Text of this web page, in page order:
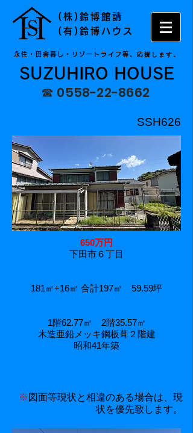
(株)鈴博館請
(有)鈴博ハウス
永住・田舎暮し・リゾートライフ等、応 援します。
SUZUHIRO HOUSE
☎ 0558-22-8662
SSH626
650万円
下田市６丁目
181㎡+16㎡ 合計197㎡ 59.59坪
1階62.77㎡ 2階35.57㎡
木造亜鉛メッキ鋼板葺２階建
​昭和41年築
※ 図面等現状と相違のある場合は、現
状を優先致します。